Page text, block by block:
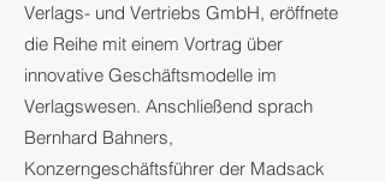
Verlags- und Vertriebs GmbH, eröffnete
die Reihe mit einem Vortrag über
innovative Geschäftsmodelle im
Verlagswesen. Anschließend sprach
Bernhard Bahners,
Konzerngeschäftsführer der Madsack